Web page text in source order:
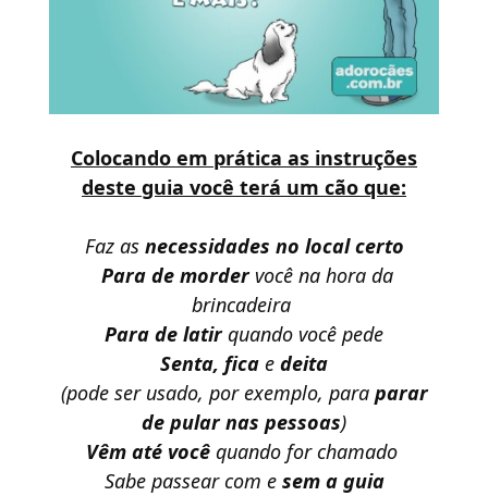
Colocando em prática as instruções
deste guia você terá um cão que:
Faz as necessidades no local certo
Para de mordervocê na hora da
brincadeira
Para de latirquando você pede
Senta, fica e deita
(pode ser usado, por exemplo, para parar
de pular nas pessoas)
Vêm até vocêquando for chamado
Sabe passear com e sem a guia